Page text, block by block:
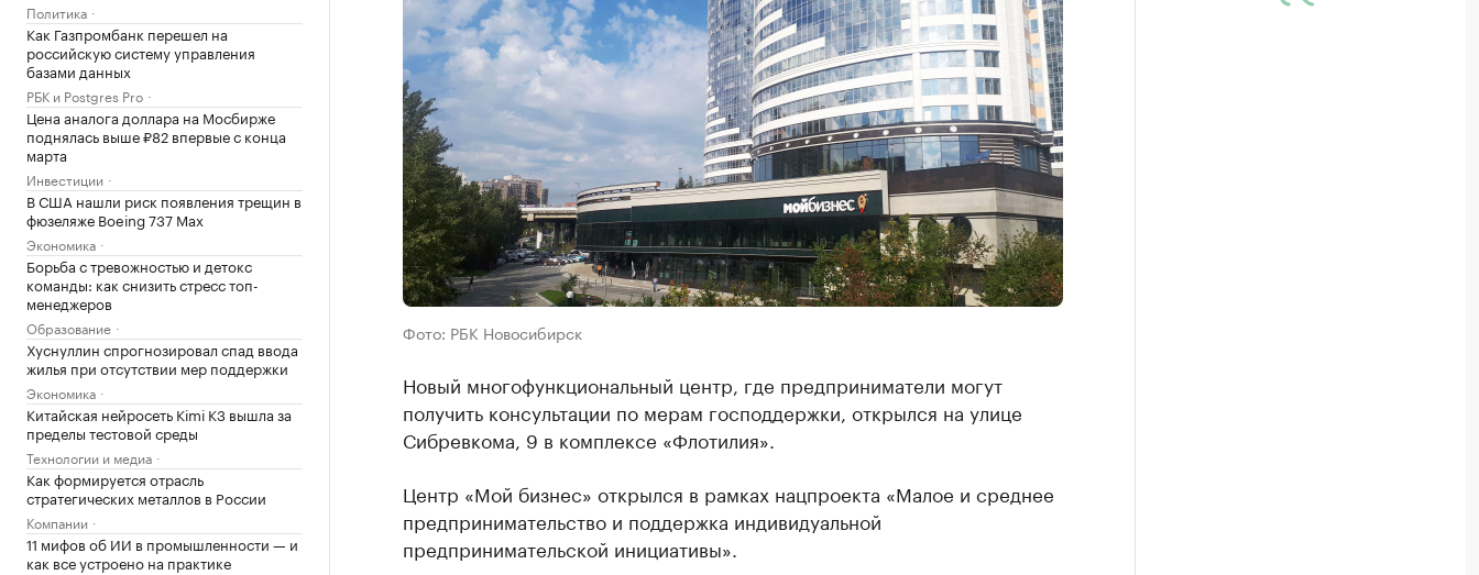
Политика
Как Газпромбанк перешел на
российскую систему управления
базами данных
РБК и Postgres Pro
Цена аналога доллара на Мосбирже
поднялась выше ₽82 впервые с конца
марта
Инвестиции
В США нашли риск появления трещин в
фюзеляже Boeing 737 Max
Экономика
Борьба с тревожностью и детокс
команды: как снизить стресс топ-
менеджеров
Образование
Хуснуллин спрогнозировал спад ввода
жилья при отсутствии мер поддержки
Экономика
Китайская нейросеть Kimi K3 вышла за
пределы тестовой среды
Технологии и медиа
Как формируется отрасль
стратегических металлов в России
Компании
11 мифов об ИИ в промышленности — и
как все устроено на практике
Фото: РБК Новосибирск
Новый многофункциональный центр, где предприниматели могут
получить консультации по мерам господдержки, открылся на улице
Сибревкома, 9 в комплексе «Флотилия».
Центр «Мой бизнес» открылся в рамках нацпроекта «Малое и среднее
предпринимательство и поддержка индивидуальной
предпринимательской инициативы».